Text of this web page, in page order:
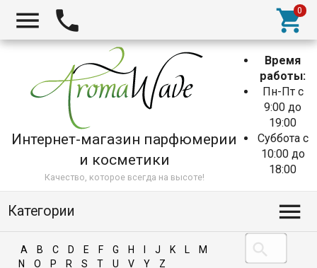
Интернет-магазин парфюмерии
и косметики
Качество, которое всегда на высоте!
Время
работы:
Пн-Пт с
9:00 до
19:00
Суббота с
10:00 до
18:00
Категории
A B C D E F G H J K L
M
N
O P R S T U V Y Z